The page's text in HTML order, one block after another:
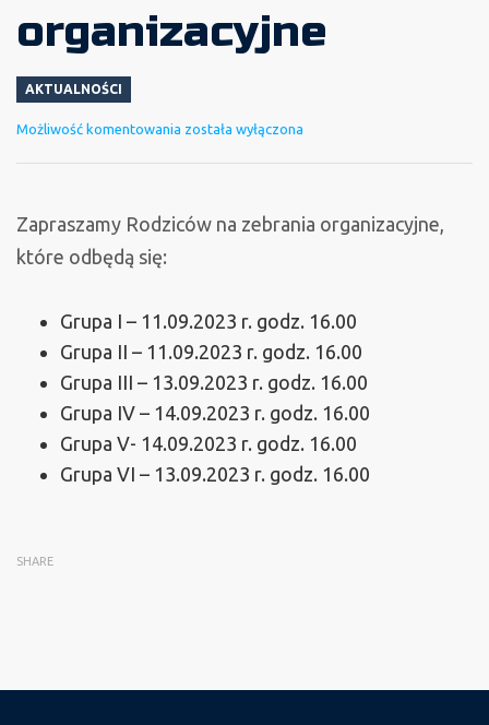
organizacyjne
AKTUALNOŚCI
Możliwość komentowania Zebrania
została wyłączona
Zapraszamy Rodziców na zebrania organizacyjne,
które odbędą się:
Grupa I – 11.09.2023 r. godz. 16.00
Grupa II – 11.09.2023 r. godz. 16.00
Grupa III – 13.09.2023 r. godz. 16.00
Grupa IV – 14.09.2023 r. godz. 16.00
Grupa V- 14.09.2023 r. godz. 16.00
Grupa VI – 13.09.2023 r. godz. 16.00
SHARE